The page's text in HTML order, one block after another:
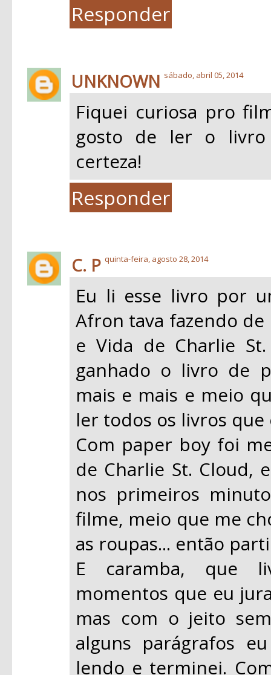
Responder
UNKNOWN sábado, abril 05, 2014
Fiquei curiosa pro
gosto de ler o livro
certeza!
Responder
C. P quinta-feira, agosto 28, 2014
Eu li esse livro por
Afron tava fazendo
e Vida de Charlie
ganhado o livro de
mais e mais e meio
ler todos os livros que
Com paper boy foi
de Charlie St. Cloud,
nos primeiros
filme, meio que me
as roupas... então
E caramba, que
momentos que eu
mas com o jeito
alguns parágrafos
lendo e terminei.